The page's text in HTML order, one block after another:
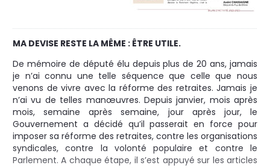
MA DEVISE RESTE LA MÊME : ÊTRE UTILE.
De mémoire de député élu depuis plus de 20 ans, jamais
je n’ai connu une telle séquence que celle que nous
venons de vivre avec la réforme des retraites. Jamais je
n’ai vu de telles manœuvres. Depuis janvier, mois après
mois, semaine après semaine, jour après jour, le
Gouvernement a décidé qu’il passerait en force pour
imposer sa réforme des retraites, contre les organisations
syndicales, contre la volonté populaire et contre le
Parlement. A chaque étape, il s’est appuyé sur les articles